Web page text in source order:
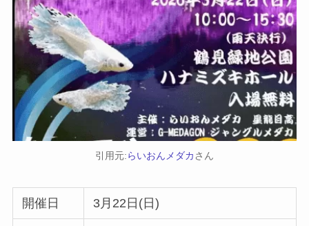
引用元:らいおんメダカ さん
開催日 3月22日(日)